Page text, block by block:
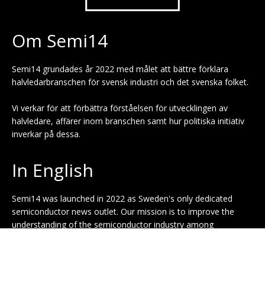
Om Semi14
Semi14 grundades år 2022 med målet att bättre förklara
halvledarbranschen för svensk industri och det svenska folket.
Vi verkar för att förbättra förståelsen för utvecklingen av
halvledare, affärer inom branschen samt hur politiska initiativ
inverkar på dessa.
In English
Semi14 was launched in 2022 as Sweden's only dedicated
semiconductor news outlet. Our mission is to improve the
understanding of the semiconductor industry among